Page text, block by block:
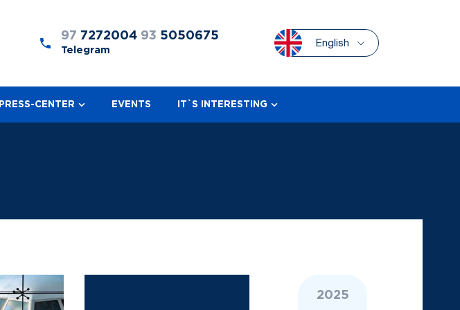
97 7272004 93 5050675
Telegram
English
PRESS-CENTER EVENTS IT`S INTERESTING
2025